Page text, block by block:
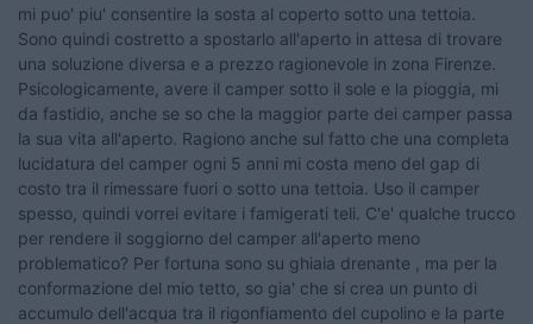
mi puo' piu' consentire la sosta al coperto sotto una tettoia.
Sono quindi costretto a spostarlo all'aperto in attesa di trovare
una soluzione diversa e a prezzo ragionevole in zona Firenze.
Psicologicamente, avere il camper sotto il sole e la pioggia, mi
da fastidio, anche se so che la maggior parte dei camper passa
la sua vita all'aperto. Ragiono anche sul fatto che una completa
lucidatura del camper ogni 5 anni mi costa meno del gap di
costo tra il rimessare fuori o sotto una tettoia. Uso il camper
spesso, quindi vorrei evitare i famigerati teli. C'e' qualche trucco
per rendere il soggiorno del camper all'aperto meno
problematico? Per fortuna sono su ghiaia drenante , ma per la
conformazione del mio tetto, so gia' che si crea un punto di
accumulo dell'acqua tra il rigonfiamento del cupolino e la parte